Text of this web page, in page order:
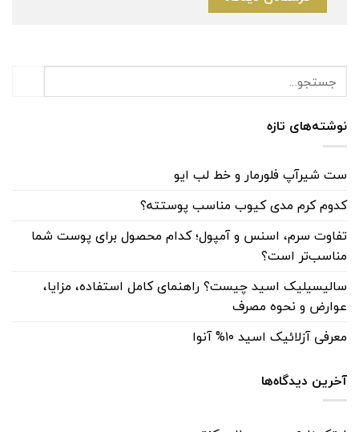
نوشته‌های تازه
ست شیرآپ فلورمار و خط لب ایو
کدوم کرم مدی کیوب مناسب پوستته؟
تفاوت سرم، اسنس و آمپول؛ کدام محصول برای پوست شما
مناسب‌تر است؟
سالیسیلیک اسید چیست؟ راهنمای کامل استفاده، مزایا،
عوارض و نحوه مصرف
معرفی آزلائیک اسید ۱۰% آنوا
آخرین دیدگاه‌ها